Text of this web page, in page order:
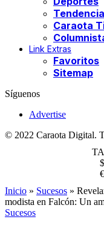
Caraota
Link Extras
Favoritos
Sitemap
Síguenos
Advertise
© 2022 Caraota Digital.
$
€
Inicio » Sucesos »
modista en Falcón: Un
Sucesos